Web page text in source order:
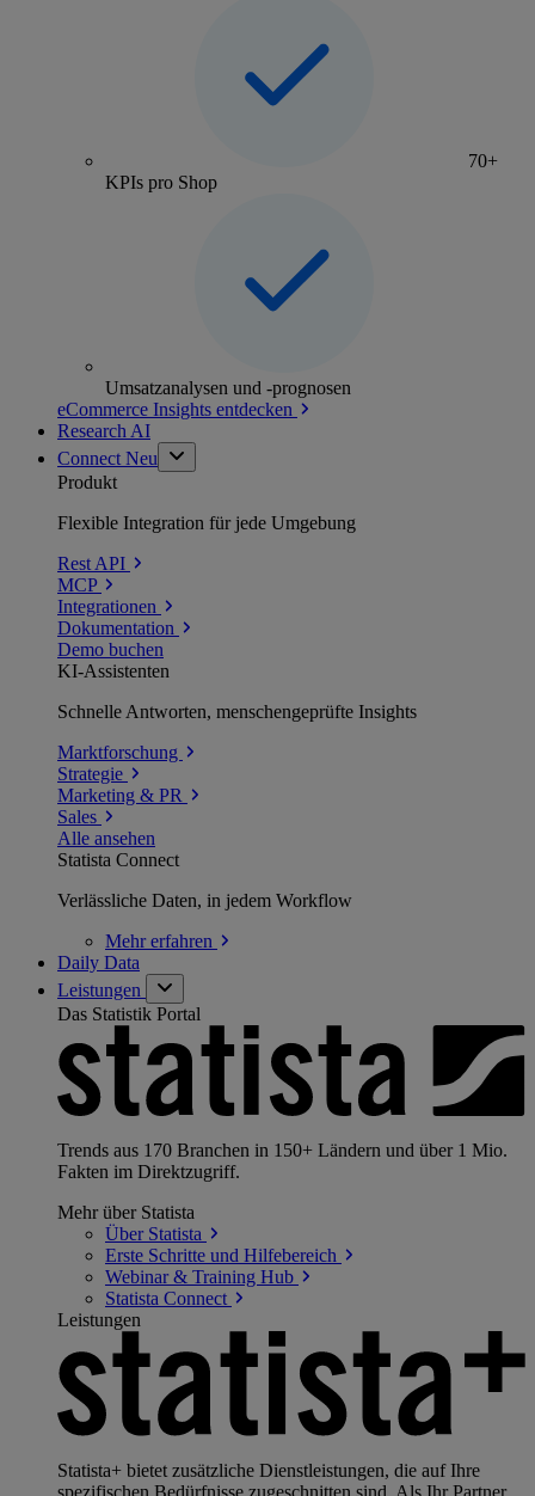
70+
KPIs pro Shop
Umsatzanalysen und -prognosen
eCommerce Insights entdecken
Research AI
Connect Neu
Produkt
Flexible Integration für jede Umgebung
Rest API
MCP
Integrationen
Dokumentation
Demo buchen
KI-Assistenten
Schnelle Antworten, menschengeprüfte Insights
Marktforschung
Strategie
Marketing & PR
Sales
Alle ansehen
Statista Connect
Verlässliche Daten, in jedem Workflow
Mehrerfahren
Daily Data
Leistungen
Das Statistik Portal
Trends aus 170 Branchen in 150+ Ländern und über 1 Mio.
Fakten im Direktzugriff.
Mehr über Statista
Über Statista
Erste Schritte und Hilfebereich
Webinar & Training Hub
Statista Connect
Leistungen
Statista+ bietet zusätzliche Dienstleistungen, die auf Ihre
spezifischen Bedürfnisse zugeschnitten sind. Als Ihr Partner